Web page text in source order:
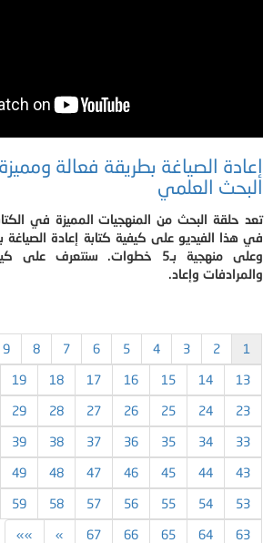
إعادة الصياغة بطريقة فعالة
البحث العلمي
تعد حلقة البحث من المنهجيات المميزة في
في هذا الفيديو على كيفية كتابة إعادة الصياغة
وعلى منهجية بـ5 خطوات. سنتعرف
والمرادفات وإعاد.
1
2
3
4
5
6
7
8
9
13
14
15
16
17
18
19
23
24
25
26
27
28
29
33
34
35
36
37
38
39
43
44
45
46
47
48
49
53
54
55
56
57
58
59
63
64
65
66
67
»
»»